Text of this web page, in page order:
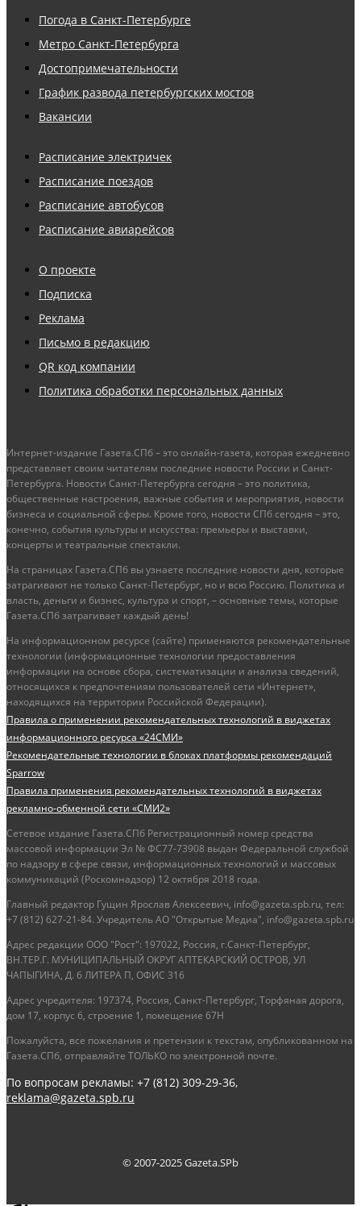
Погода в Санкт-Петербурге
Метро Санкт-Петербурга
Достопримечательности
График развода петербургских мостов
Вакансии
Расписание электричек
Расписание поездов
Расписание автобусов
Расписание авиарейсов
О проекте
Подписка
Реклама
Письмо в редакцию
QR код компании
Политика обработки персональных данных
Интернет-издание Газета.СПб – это онлайн-газета, которая ежедневно
представляет своим читателям последние новости России и Санкт-
Петербурга. Новости Санкт-Петербурга сегодня – это политика,
общественные настроения, важные события и мероприятия, новости
бизнеса и социальной сферы. Кроме того, новости СПб сегодня – это,
конечно, события культуры и искусства: премьеры и выставки,
концерты и театральные спектакли.
На страницах Газета.СПб вы узнаете последние новости дня, которые
затрагивают не только Санкт-Петербург, но и всю Россию. Политика и
власть, деньги и бизнес, культура и спорт, – основные темы, которые
Газета.СПб затрагивает каждый день!
На информационном ресурсе (сайте) применяются рекомендательные
технологии (информационные технологии предоставления
информации на основе сбора, систематизации и анализа сведений,
относящихся к предпочтениям пользователей сети «Интернет»,
находящихся на территории Российской Федерации).
Правила о применении рекомендательных технологий в виджетах
информационного ресурса «24СМИ»
Рекомендательные технологии в блоках платформы рекомендаций
Sparrow
Правила применения рекомендательных технологий в виджетах
рекламно-обменной сети «СМИ2»
Сетевое издание Газета.СПб Регистрационный номер средства
массовой информации Эл № ФС77-73908 выдан Федеральной службой
по надзору в сфере связи, информационных технологий и массовых
коммуникаций (Роскомнадзор) 12 октября 2018 года.
Главный редактор Гущин Ярослав Алексеевич, info@gazeta.spb.ru, тел:
+7 (812) 627-21-84. Учредитель АО "Открытые Медиа", info@gazeta.spb.ru
Адрес редакции ООО "Рост": 197022, Россия, г.Санкт-Петербург,
ВН.ТЕР.Г. МУНИЦИПАЛЬНЫЙ ОКРУГ АПТЕКАРСКИЙ ОСТРОВ, УЛ
ЧАПЫГИНА, Д. 6 ЛИТЕРА П, ОФИС 316
Адрес учредителя: 197374, Россия, Санкт-Петербург, Торфяная дорога,
дом 17, корпус 6, строение 1, помещение 67Н
Пожалуйста, все пожелания и претензии к текстам, опубликованном на
Газета.СПб, отправляйте ТОЛЬКО по электронной почте.
По вопросам рекламы: +7 (812) 309-29-36,
reklama@gazeta.spb.ru
© 2007-2025 Gazeta.SPb